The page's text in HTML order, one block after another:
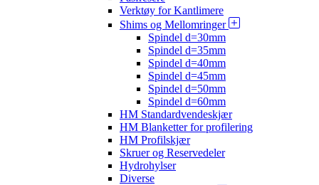
Verktøy for Kantlimere
Shims og Mellomringer
Spindel d=30mm
Spindel d=35mm
Spindel d=40mm
Spindel d=45mm
Spindel d=50mm
Spindel d=60mm
HM Standardvendeskjær
HM Blanketter for profilering
HM Profilskjær
Skruer og Reservedeler
Hydrohylser
Diverse